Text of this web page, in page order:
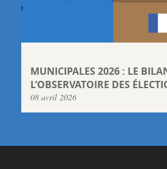
MUNICIPALES 2026 : LE
L’OBSERVATOIRE DES
08 avril 2026